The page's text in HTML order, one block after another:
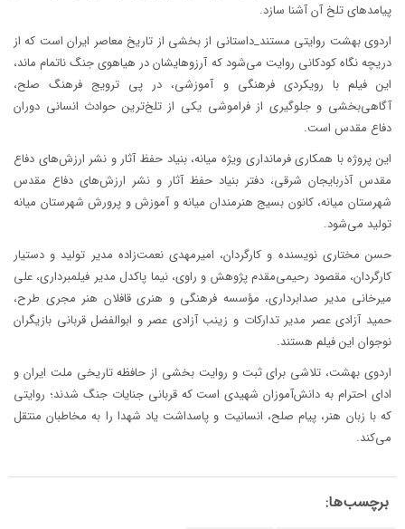
پیامدهای تلخ آن آشنا سازد.
اردوی بهشت روایتی مستند_داستانی از بخشی از تاریخ معاصر ایران است که از
دریچه نگاه کودکانی روایت می‌شود که آرزوهایشان در هیاهوی جنگ ناتمام ماند،
این فیلم با رویکردی فرهنگی و آموزشی، در پی ترویج فرهنگ صلح،
آگاهی‌بخشی و جلوگیری از فراموشی یکی از تلخ‌ترین حوادث انسانی دوران
دفاع مقدس است.
این پروژه با همکاری فرمانداری ویژه میانه، بنیاد حفظ آثار و نشر ارزش‌های دفاع
مقدس آذربایجان شرقی، دفتر بنیاد حفظ آثار و نشر ارزش‌های دفاع مقدس
شهرستان میانه، کانون بسیج هنرمندان میانه و آموزش و پرورش شهرستان میانه
تولید می‌شود.
حسن مختاری نویسنده و کارگردان، امیرمهدی نعمت‌زاده مدیر تولید و دستیار
کارگردان، مقصود رحیمی‌مقدم پژوهش و راوی، نیما پاکدل مدیر فیلمبرداری، علی
میرخانی مدیر صدابرداری، مؤسسه فرهنگی و هنری قافلان هنر مجری طرح،
حمید آزادی عصر مدیر تدارکات و زینب آزادی عصر و ابوالفضل قربانی بازیگران
نوجوان این فیلم هستند.
اردوی بهشت، تلاشی برای ثبت و روایت بخشی از حافظه تاریخی ملت ایران و
ادای احترام به دانش‌آموزان شهیدی است که قربانی جنایات جنگ شدند؛ روایتی
که با زبان هنر، پیام صلح، انسانیت و پاسداشت یاد شهدا را به مخاطبان منتقل
می‌کند.
برچسب‌ها: